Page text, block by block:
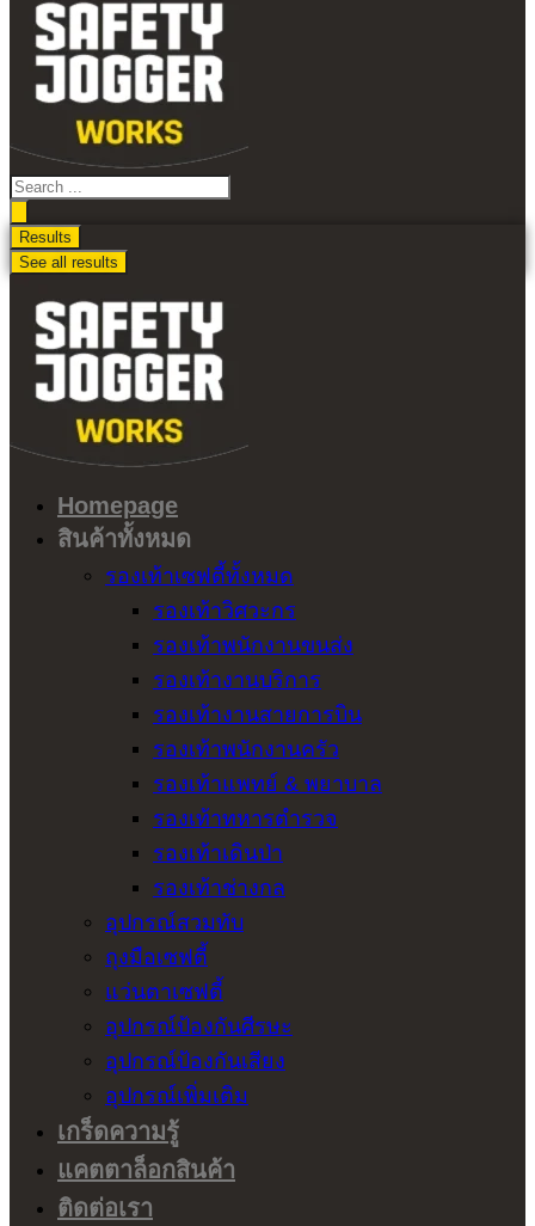
เนื้อหา
Search
...
Results
See all results
Homepage
สินค้าทั้งหมด
รองเท้าเซฟตี้ทั้งหมด
รองเท้าวิศวะกร
รองเท้าพนักงานขนส่ง
รองเท้างานบริการ
รองเท้างานสายการบิน
รองเท้าพนักงานครัว
รองเท้าแพทย์ & พยาบาล
รองเท้าทหารตำรวจ
รองเท้าเดินป่า
รองเท้าช่างกล
อุปกรณ์สวมทับ
ถุงมือเซฟตี้
แว่นตาเซฟตี้
อุปกรณ์ป้องกันศีรษะ
อุปกรณ์ป้องกันเสียง
อุปกรณ์เพิ่มเติม
เกร็ดความรู้
แคตตาล็อกสินค้า
ติดต่อเรา